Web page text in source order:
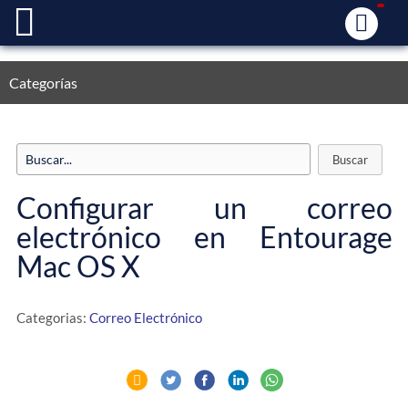
Categorías
Configurar un correo
electrónico en Entourage
Mac OS X
Categorias: Correo Electrónico